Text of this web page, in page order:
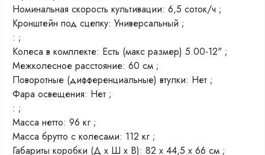
Номинальная скорость культивации: 6,5 соток/ч ;
Кронштейн под сцепку: Универсальный ;
: ;
Колеса в комплекте: Есть (макс размер) 5.00-12" ;
Межколесное расстояние: 60 см ;
Поворотные (дифференциальные) втулки: Нет ;
Фара освещения: Нет ;
: ;
Масса нетто: 96 кг ;
Масса брутто с колесами: 112 кг ;
Габариты коробки (Д x Ш x В): 82 x 44,5 x 66 см ;